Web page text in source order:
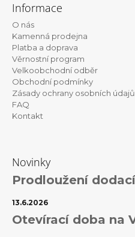
Informace
O nás
Kamenná prodejna
Platba a doprava
Věrnostní program
Velkoobchodní odběr
Obchodní podmínky
Zásady ochrany osobních údajů
FAQ
Kontakt
Novinky
Prodloužení
13.6.2026
Otevírací doba na